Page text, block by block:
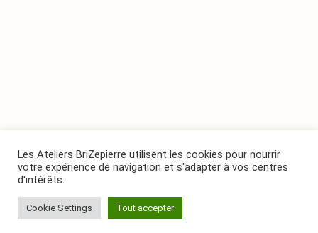
Les Ateliers BriZepierre utilisent les cookies pour nourrir
votre expérience de navigation et s'adapter à vos centres
d'intérêts.
Cookie Settings Tout accepter